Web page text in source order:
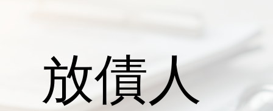
放債人